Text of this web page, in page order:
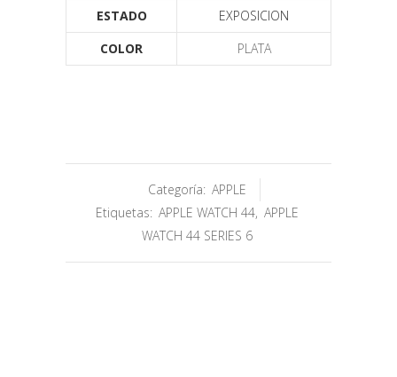
ESTADO
EXPOSICION
COLOR
PLATA
Categoría: APPLE
Etiquetas: APPLE WATCH 44, APPLE
WATCH 44 SERIES 6